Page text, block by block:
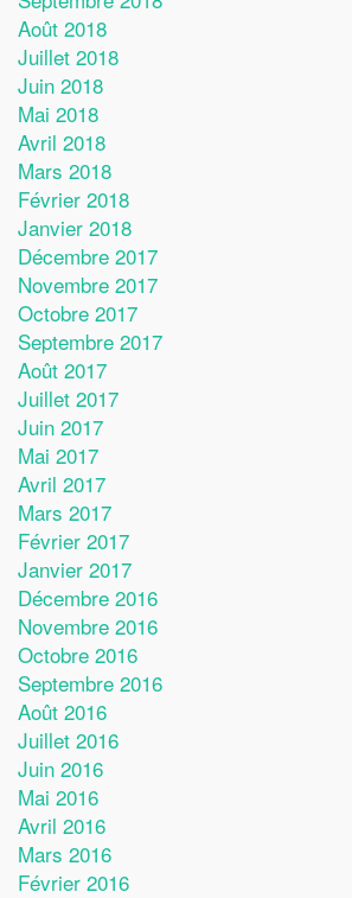
Août 2018
Juillet 2018
Juin 2018
Mai 2018
Avril 2018
Mars 2018
Février 2018
Janvier 2018
Décembre 2017
Novembre 2017
Octobre 2017
Septembre 2017
Août 2017
Juillet 2017
Juin 2017
Mai 2017
Avril 2017
Mars 2017
Février 2017
Janvier 2017
Décembre 2016
Novembre 2016
Octobre 2016
Septembre 2016
Août 2016
Juillet 2016
Juin 2016
Mai 2016
Avril 2016
Mars 2016
Février 2016